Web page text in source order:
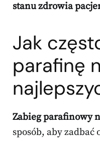
stanu zdrowia
Jak
parafinę
Zabieg parafinowy
sposób, aby zadbać